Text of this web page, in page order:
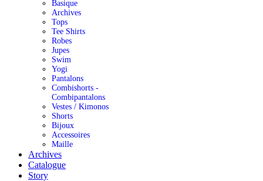
Basique
Archives
Tops
Tee Shirts
Robes
Jupes
Swim
Yogi
Pantalons
Combishorts -
Combipantalons
Vestes / Kimonos
Shorts
Bijoux
Accessoires
Maille
Archives
Catalogue
Story